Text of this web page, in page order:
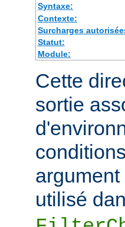
Syntaxe:
Contexte:
Surcharges
Statut:
Module:
Cette
sortie
argument
utilisé